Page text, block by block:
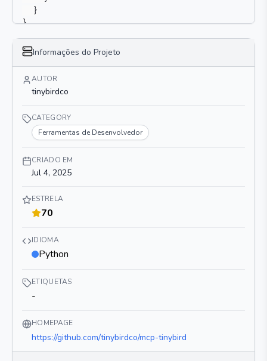
}
}
Informações do Projeto
AUTOR
tinybirdco
CATEGORY
Ferramentas de Desenvolvedor
CRIADO EM
Jul 4, 2025
ESTRELA
70
IDIOMA
Python
ETIQUETAS
-
HOMEPAGE
https://github.com/tinybirdco/mcp-tinybird